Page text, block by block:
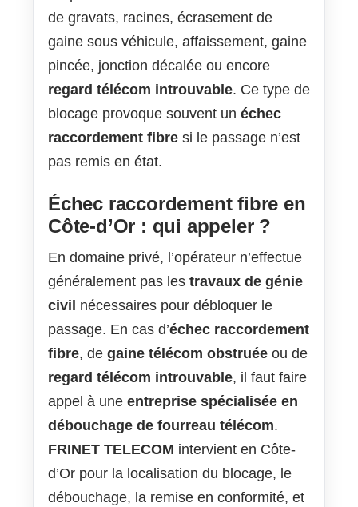
de gravats, racines, écrasement de
gaine sous véhicule, affaissement, gaine
pincée, jonction décalée ou encore
regard télécom introuvable. Ce type de
blocage provoque souvent un échec
raccordement fibre si le passage n’est
pas remis en état.
Échec raccordement fibre en
Côte-d’Or : qui appeler ?
En domaine privé, l’opérateur n’effectue
généralement pas les travaux de génie
civil nécessaires pour débloquer le
passage. En cas d’échec raccordement
fibre, de gaine télécom obstruée ou de
regard télécom introuvable, il faut faire
appel à une entreprise spécialisée en
débouchage de fourreau télécom.
FRINET TELECOM intervient en Côte-
d’Or pour la localisation du blocage, le
débouchage, la remise en conformité, et